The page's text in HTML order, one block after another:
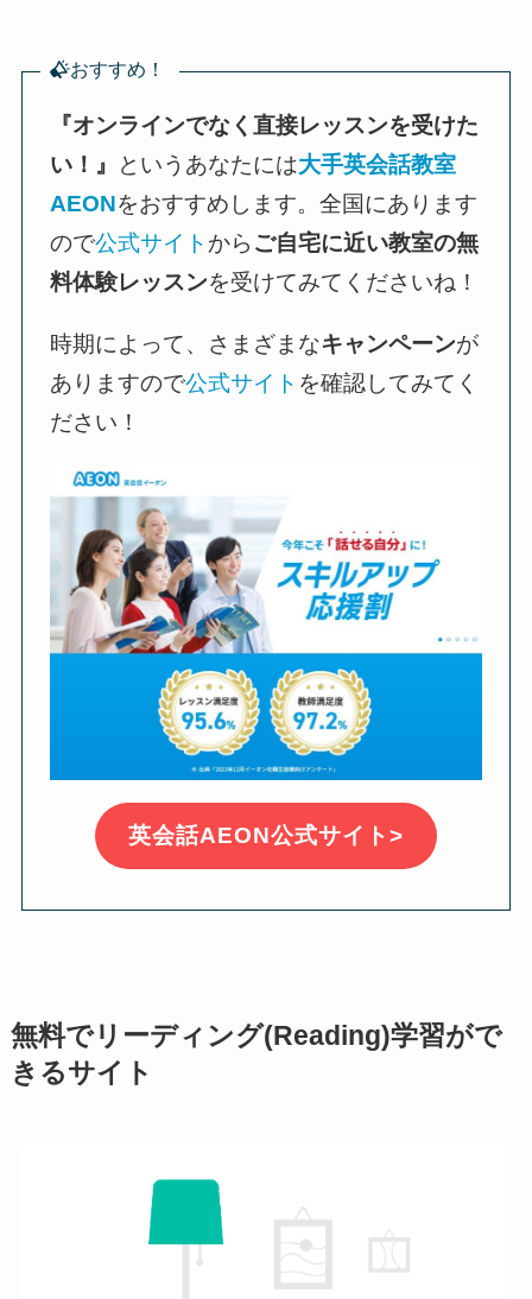
おすすめ！
『オンラインでなく直接レッスンを受けた
い！』
というあなたには大手英会話教室
AEONをおすすめします。全国にあります
ので公式サイト から ご自宅に近い教室の無
料体験レッスンを受けてみてくださいね！
時期によって、さまざまなキャンペーンが
ありますので公式サイト を確認してみてく
ださい！
英会話AEON公式サイト>
無料でリーディング(Reading)学習がで
きるサイト